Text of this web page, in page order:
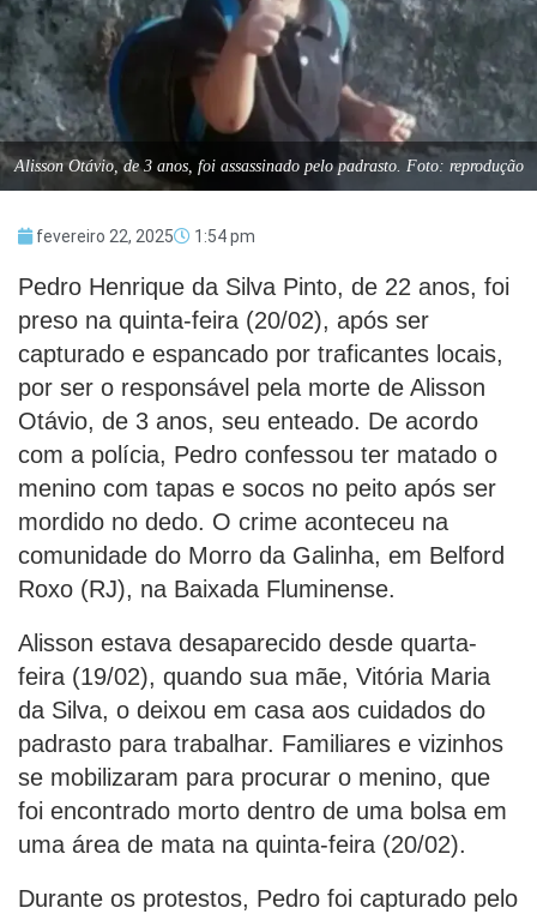
Alisson Otávio, de 3 anos, foi assassinado pelo padrasto. Foto: reprodução
fevereiro 22, 2025 1:54 pm
Pedro Henrique da Silva Pinto, de 22 anos, foi
preso na quinta-feira (20/02), após ser
capturado e espancado por traficantes locais,
por ser o responsável pela morte de Alisson
Otávio, de 3 anos, seu enteado. De acordo
com a polícia, Pedro confessou ter matado o
menino com tapas e socos no peito após ser
mordido no dedo. O crime aconteceu na
comunidade do Morro da Galinha, em Belford
Roxo (RJ), na Baixada Fluminense.
Alisson estava desaparecido desde quarta-
feira (19/02), quando sua mãe, Vitória Maria
da Silva, o deixou em casa aos cuidados do
padrasto para trabalhar. Familiares e vizinhos
se mobilizaram para procurar o menino, que
foi encontrado morto dentro de uma bolsa em
uma área de mata na quinta-feira (20/02).
Durante os protestos, Pedro foi capturado pelo